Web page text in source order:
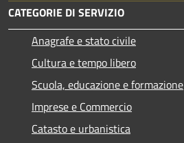
CATEGORIE DI SERVIZIO
Anagrafe e stato civile
Cultura e tempo libero
Scuola, educazione e formazione
Imprese e Commercio
Catasto e urbanistica